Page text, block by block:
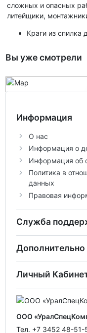
сложных и опасных
литейщики,
Краги из спилка
Вы уже смотрели
Информация
О нас
Информация о
Информация об
Политика в
данных
Правовая
Служба
Дополнительно
Личный
ООО
Тел. +7 3452 48-51-